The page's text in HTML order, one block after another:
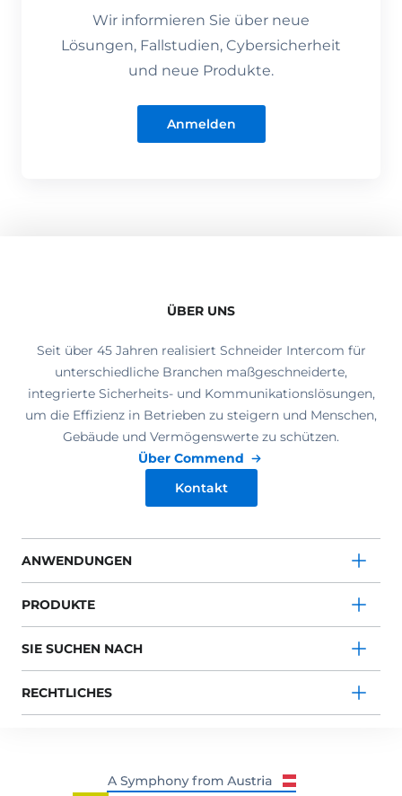
Wir informieren Sie über neue
Lösungen, Fallstudien, Cybersicherheit
und neue Produkte.
Anmelden
ÜBER UNS
Seit über 45 Jahren realisiert Schneider Intercom für
unterschiedliche Branchen maßgeschneiderte,
integrierte Sicherheits- und Kommunikationslösungen,
um die Effizienz in Betrieben zu steigern und Menschen,
Gebäude und Vermögenswerte zu schützen.
Über Commend
Kontakt
ANWENDUNGEN
PRODUKTE
SIE SUCHEN NACH
RECHTLICHES